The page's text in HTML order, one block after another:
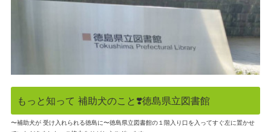
もっと知って 補助犬のこと❣️徳島県立図書館
〜補助犬が 受け入れられる徳島に〜徳島県立図書館の１階入り口を入ってすぐ左に置かせ